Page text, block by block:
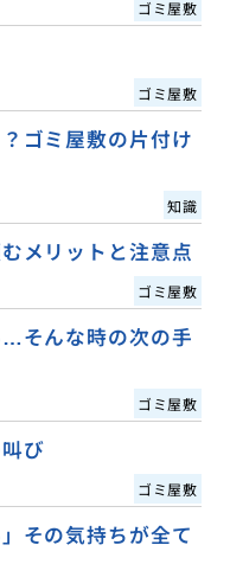
ゴミ屋敷
ゴミ屋敷
ゴミ屋敷の片付け
知識
メリットと注意点
ゴミ屋敷
そんな時の次の手
ゴミ屋敷
び
ゴミ屋敷
その気持ちが全て